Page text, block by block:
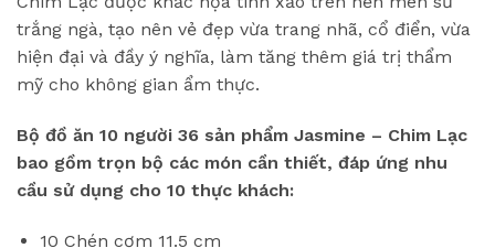
trắng ngà, tạo nên vẻ đẹp vừa trang nhã, cổ điển, vừa
hiện đại và đầy ý nghĩa, làm tăng thêm giá trị thẩm
mỹ cho không gian ẩm thực.
Bộ đồ ăn 10 người 36 sản phẩm Jasmine – Chim Lạc
bao gồm trọn bộ các món cần thiết, đáp ứng nhu
cầu sử dụng cho 10 thực khách:
10 Chén cơm 11.5 cm